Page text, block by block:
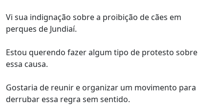
Vi sua indignação sobre a proibição de cães em
perques de Jundiaí.
Estou querendo fazer algum tipo de protesto sobre
essa causa.
Gostaria de reunir e organizar um movimento para
derrubar essa regra sem sentido.